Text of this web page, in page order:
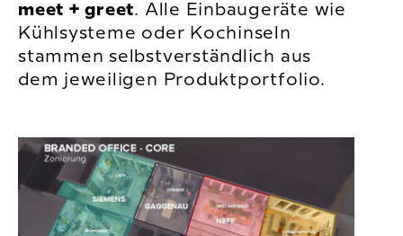
meet + greet. Alle Einbaugeräte wie
Kühlsysteme oder Kochinseln
stammen selbstverständlich aus
dem jeweiligen Produktportfolio.